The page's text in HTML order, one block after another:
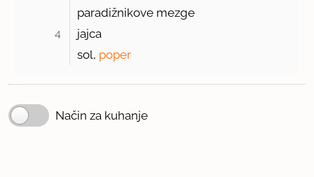
paradižnikove mezge
4
jajca
sol, poper
Način za kuhanje